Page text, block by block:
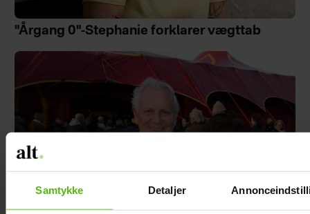
Samtykke Detaljer
"Årgang 0"-Stephanie forklarer vægttab